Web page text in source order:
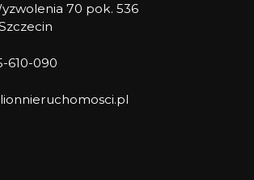
70 pok. 536
610-090